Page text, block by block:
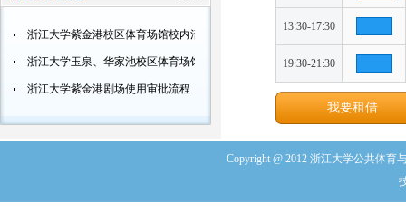
浙江大学紫金港校区体育场馆校内活动使用审批流程
浙江大学玉泉、华家池校区体育场馆校内活动使用审批流程
浙江大学紫金港剧场使用审批流程
13:30-17:30
19:30-21:30
我要租借
Copyright @ 2012 浙江大学公共体育